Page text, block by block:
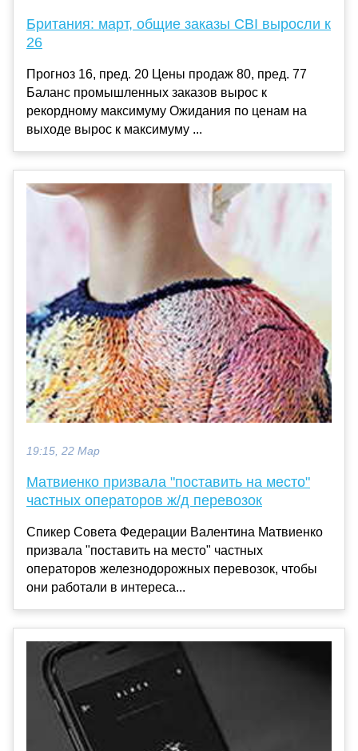
Британия: март, общие заказы CBI выросли к
26
Прогноз 16, пред. 20 Цены продаж 80, пред. 77
Баланс промышленных заказов вырос к
рекордному максимуму Ожидания по ценам на
выходе вырос к максимуму ...
19:15, 22 Мар
Матвиенко призвала "поставить на место"
частных операторов ж/д перевозок
Спикер Совета Федерации Валентина Матвиенко
призвала "поставить на место" частных
операторов железнодорожных перевозок, чтобы
они работали в интереса...